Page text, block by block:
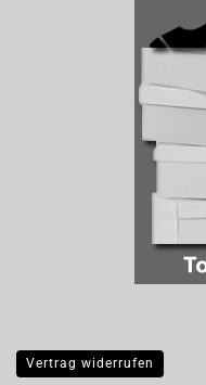
Vertrag widerrufen